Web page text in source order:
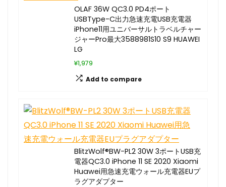
OLAF 36W QC3.0 PD4ポート
USBType-C出力急速充電USB充電器
iPhone11用ユニバーサルトラベルチャー
ジャーPro最大3588981S10 S9 HUAWEI
LG
¥1,979
Add to compare
BlitzWolf®BW-PL2 30W 3ポートUSB充
電器QC3.0 iPhone 11 SE 2020 Xiaomi
Huawei用急速充電ウォール充電器EUプ
ラグアダプター